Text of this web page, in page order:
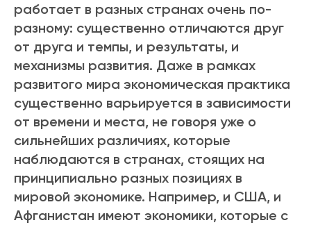
работает в разных странах очень по-
разному: существенно отличаются друг
от друга и темпы, и результаты, и
механизмы развития. Даже в рамках
развитого мира экономическая практика
существенно варьируется в зависимости
от времени и места, не говоря уже о
сильнейших различиях, которые
наблюдаются в странах, стоящих на
принципиально разных позициях в
мировой экономике. Например, и США, и
Афганистан имеют экономики, которые с